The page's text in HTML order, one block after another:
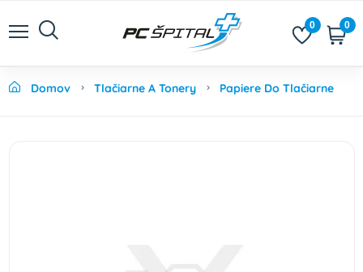
0 0
Domov Tlačiarne A Tonery Papiere Do Tlačiarne